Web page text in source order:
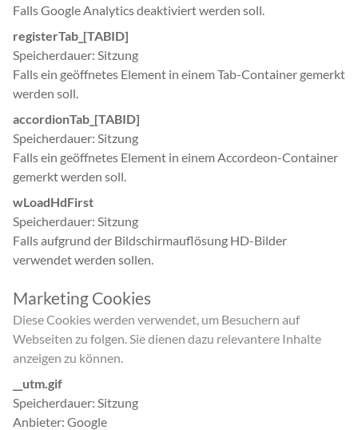
Falls Google Analytics deaktiviert werden soll.
registerTab_[TABID]
Speicherdauer Sitzung
Falls ein geöffnetes Element in einem Tab-Container gemerkt
werden soll.
accordionTab_[TABID]
Speicherdauer Sitzung
Falls ein geöffnetes Element in einem Accordeon-Container
gemerkt werden soll.
wLoadHdFirst
Speicherdauer Sitzung
Falls aufgrund der Bildschirmauflösung HD-Bilder
verwendet werden sollen.
Marketing Cookies
Diese Cookies werden verwendet, um Besuchern auf
Webseiten zu folgen. Sie dienen dazu relevantere Inhalte
anzeigen zu können.
__utm.gif
Speicherdauer Sitzung
Anbieter Google